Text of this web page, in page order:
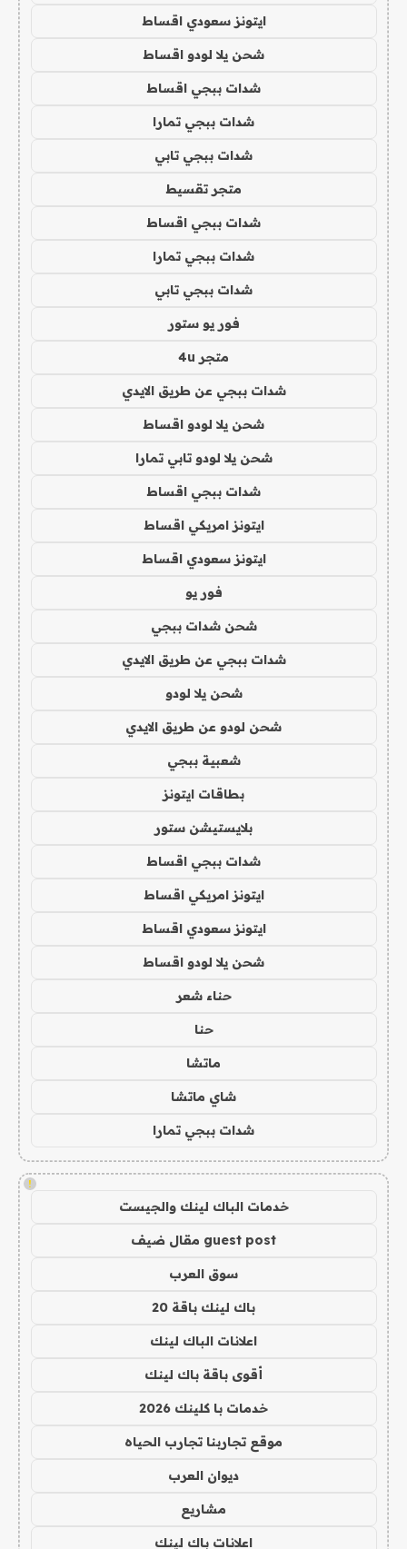
ايتونز سعودي اقساط
شحن يلا لودو اقساط
شدات ببجي اقساط
شدات ببجي تمارا
شدات ببجي تابي
متجر تقسيط
شدات ببجي اقساط
شدات ببجي تمارا
شدات ببجي تابي
فور يو ستور
متجر 4u
شدات ببجي عن طريق الايدي
شحن يلا لودو اقساط
شحن يلا لودو تابي تمارا
شدات ببجي اقساط
ايتونز امريكي اقساط
ايتونز سعودي اقساط
فور يو
شحن شدات ببجي
شدات ببجي عن طريق الايدي
شحن يلا لودو
شحن لودو عن طريق الايدي
شعبية ببجي
بطاقات ايتونز
بلايستيشن ستور
شدات ببجي اقساط
ايتونز امريكي اقساط
ايتونز سعودي اقساط
شحن يلا لودو اقساط
حناء شعر
حنا
ماتشا
شاي ماتشا
شدات ببجي تمارا
!
خدمات الباك لينك والجيست
guest post مقال ضيف
سوق العرب
باك لينك باقة 20
اعلانات الباك لينك
أقوى باقة باك لينك
خدمات با كلينك 2026
موقع تجاربنا تجارب الحياه
ديوان العرب
مشاريع
اعلانات باك لينك